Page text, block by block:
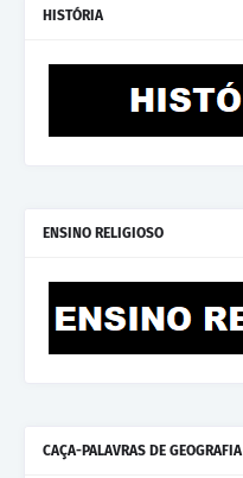
HISTÓRIA
ENSINO RELIGIOSO
CAÇA-PALAVRAS DE GEOGRAFIA